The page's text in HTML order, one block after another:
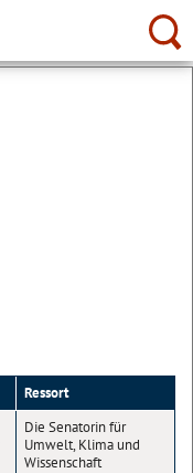
Ressort
Die Senatorin für
Umwelt, Klima und
Wissenschaft